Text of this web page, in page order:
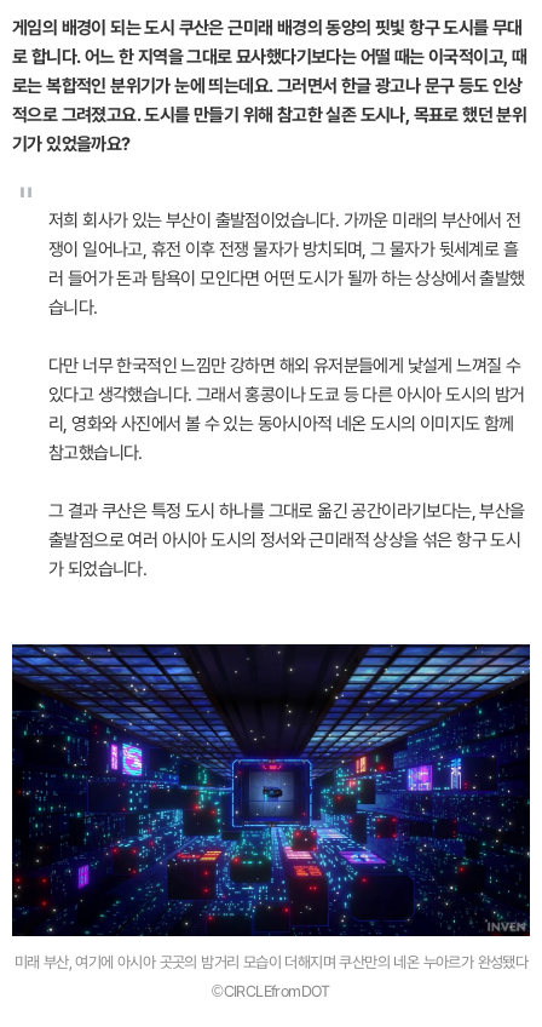
게임의 배경이 되는 도시 쿠산은 근미래 배경의 동양의 핏빛 항구 도시를 무대
로 합니다. 어느 한 지역을 그대로 묘사했다기보다는 어떨 때는 이국적이고, 때
로는 복합적인 분위기가 눈에 띄는데요. 그러면서 한글 광고나 문구 등도 인상
적으로 그려졌고요. 도시를 만들기 위해 참고한 실존 도시나, 목표로 했던 분위
기가 있었을까요?
"
저희 회사가 있는 부산이 출발점이었습니다. 가까운 미래의 부산에서 전
쟁이 일어나고, 휴전 이후 전쟁 물자가 방치되며, 그 물자가 뒷세계로 흘
러 들어가 돈과 탐욕이 모인다면 어떤 도시가 될까 하는 상상에서 출발했
습니다.
다만 너무 한국적인 느낌만 강하면 해외 유저분들에게 낯설게 느껴질 수
있다고 생각했습니다. 그래서 홍콩이나 도쿄 등 다른 아시아 도시의 밤거
리, 영화와 사진에서 볼 수 있는 동아시아적 네온 도시의 이미지도 함께
참고했습니다.
그 결과 쿠산은 특정 도시 하나를 그대로 옮긴 공간이라기보다는, 부산을
출발점으로 여러 아시아 도시의 정서와 근미래적 상상을 섞은 항구 도시
가 되었습니다.
미래 부산, 여기에 아시아 곳곳의 밤거리 모습이 더해지며 쿠산만의 네온 누아르가 완성됐다
©CIRCLEfromDOT